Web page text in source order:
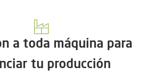
a toda máquina para
tu producción